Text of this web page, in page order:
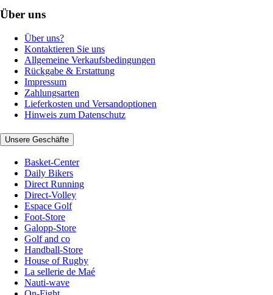
Über uns
Über uns?
Kontaktieren Sie uns
Allgemeine Verkaufsbedingungen
Rückgabe & Erstattung
Impressum
Zahlungsarten
Lieferkosten und Versandoptionen
Hinweis zum Datenschutz
Unsere Geschäfte
Basket-Center
Daily Bikers
Direct Running
Direct-Volley
Espace Golf
Foot-Store
Galopp-Store
Golf and co
Handball-Store
House of Rugby
La sellerie de Maé
Nauti-wave